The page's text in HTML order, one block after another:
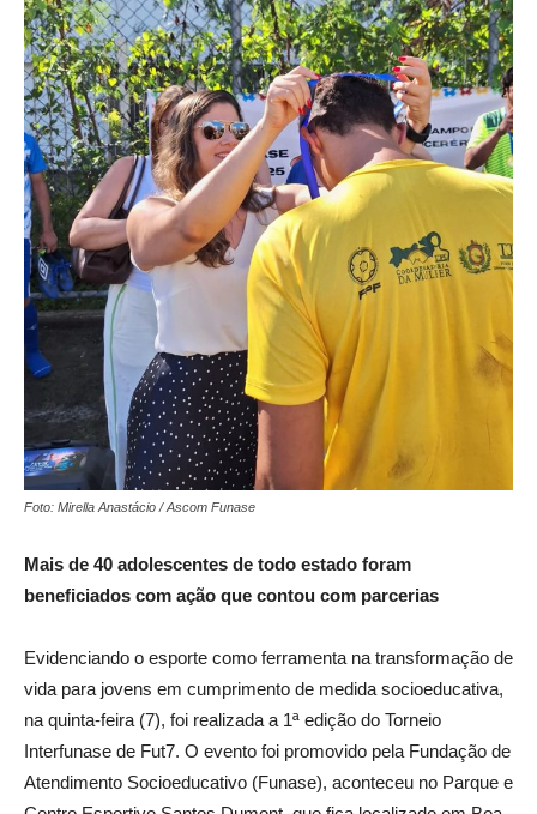
Foto: Mirella Anastácio / Ascom Funase
Mais de 40 adolescentes de todo estado foram
beneficiados com ação que contou com parcerias
Evidenciando o esporte como ferramenta na transformação de
vida para jovens em cumprimento de medida socioeducativa,
na quinta-feira (7), foi realizada a 1ª edição do Torneio
Interfunase de Fut7. O evento foi promovido pela Fundação de
Atendimento Socioeducativo (Funase), aconteceu no Parque e